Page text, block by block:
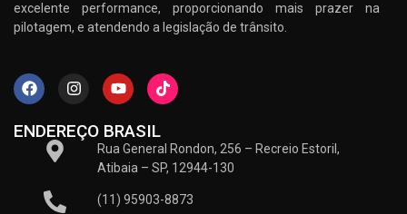
excelente performance, proporcionando mais prazer na
pilotagem, e atendendo a legislação de trânsito.
ENDEREÇO BRASIL
Rua General Rondon, 256 – Recreio Estoril,
Atibaia – SP, 12944-130
(11) 95903-8873